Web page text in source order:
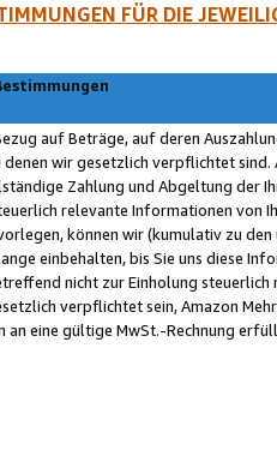
FÜR DIE
auf Beträge, auf deren
denen wir gesetzlich verpflichtet
Zahlung und Abgeltung der
relevante Informationen von
können wir (kumulativ zu
einbehalten, bis Sie uns diese
nicht zur Einholung
verpflichtet sein, Amazon
an eine gültige MwSt.-Rechnung